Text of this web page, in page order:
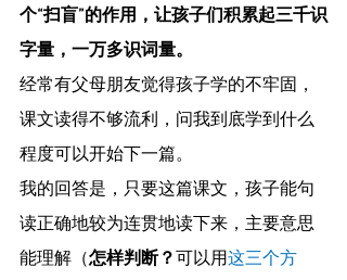
个“扫盲”的作用，让孩子们积累起三千识
字量，一万多识词量。
经常有父母朋友觉得孩子学的不牢固，
课文读得不够流利，问我到底学到什么
程度可以开始下一篇。
我的回答是，只要这篇课文，孩子能句
读正确地较为连贯地读下来，主要意思
能理解（怎样判断？ 可以用这三个方